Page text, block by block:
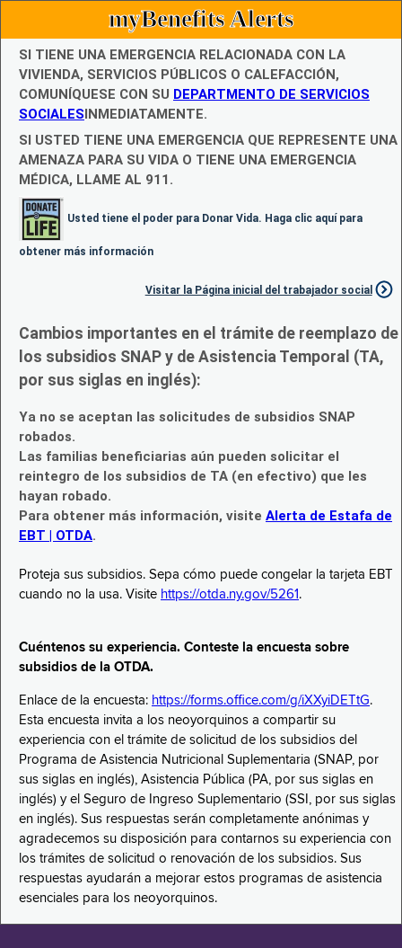
myBenefits Alerts
SI TIENE UNA EMERGENCIA RELACIONADA CON LA
VIVIENDA, SERVICIOS PÚBLICOS O CALEFACCIÓN,
COMUNÍQUESE CON SU DEPARTMENTO DE SERVICIOS
SOCIALESINMEDIATAMENTE.
SI USTED TIENE UNA EMERGENCIA QUE REPRESENTE UNA
AMENAZA PARA SU VIDA O TIENE UNA EMERGENCIA
MÉDICA, LLAME AL 911.
Usted tiene el poder para Donar Vida. Haga clic aquí para
obtener más información
Visitar la Página inicial del trabajador social
Cambios importantes en el trámite de reemplazo de
los subsidios SNAP y de Asistencia Temporal (TA,
por sus siglas en inglés):
Ya no se aceptan las solicitudes de subsidios SNAP
robados.
Las familias beneficiarias aún pueden solicitar el
reintegro de los subsidios de TA (en efectivo) que les
hayan robado.
Para obtener más información, visite Alerta de Estafa de
EBT | OTDA.
Proteja sus subsidios. Sepa cómo puede congelar la tarjeta EBT
cuando no la usa. Visite https://otda.ny.gov/5261 .
Cuéntenos su experiencia. Conteste la encuesta sobre
subsidios de la OTDA.
Enlace de la encuesta: https://forms.office.com/g/iXXyiDETtG.
Esta encuesta invita a los neoyorquinos a compartir su
experiencia con el trámite de solicitud de los subsidios del
Programa de Asistencia Nutricional Suplementaria (SNAP, por
sus siglas en inglés), Asistencia Pública (PA, por sus siglas en
inglés) y el Seguro de Ingreso Suplementario (SSI, por sus siglas
en inglés). Sus respuestas serán completamente anónimas y
agradecemos su disposición para contarnos su experiencia con
los trámites de solicitud o renovación de los subsidios. Sus
respuestas ayudarán a mejorar estos programas de asistencia
esenciales para los neoyorquinos.